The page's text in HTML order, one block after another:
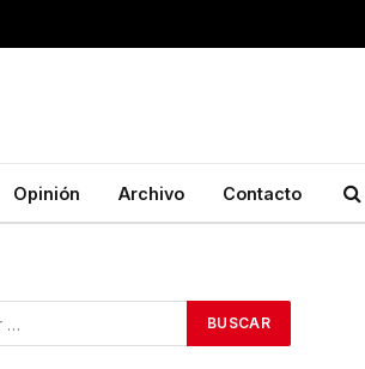
Opinión Archivo Contacto